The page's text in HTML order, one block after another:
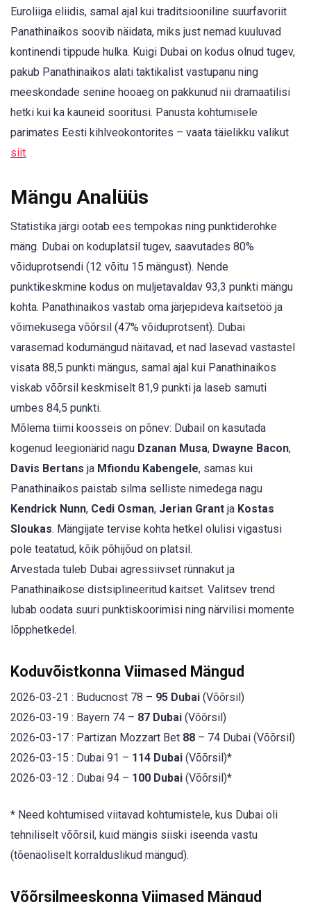
Euroliiga eliidis, samal ajal kui traditsiooniline suurfavoriit
Panathinaikos soovib näidata, miks just nemad kuuluvad
kontinendi tippude hulka. Kuigi Dubai on kodus olnud tugev,
pakub Panathinaikos alati taktikalist vastupanu ning
meeskondade senine hooaeg on pakkunud nii dramaatilisi
hetki kui ka kauneid sooritusi. Panusta kohtumisele
parimates Eesti kihlveokontorites – vaata täielikku valikut
siit.
Mängu Analüüs
Statistika järgi ootab ees tempokas ning punktiderohke
mäng. Dubai on koduplatsil tugev, saavutades 80%
võiduprotsendi (12 võitu 15 mängust). Nende
punktikeskmine kodus on muljetavaldav 93,3 punkti mängu
kohta. Panathinaikos vastab oma järjepideva kaitsetöö ja
võimekusega võõrsil (47% võiduprotsent). Dubai
varasemad kodumängud näitavad, et nad lasevad vastastel
visata 88,5 punkti mängus, samal ajal kui Panathinaikos
viskab võõrsil keskmiselt 81,9 punkti ja laseb samuti
umbes 84,5 punkti.
Mõlema tiimi koosseis on põnev: Dubail on kasutada
kogenud leegionärid nagu Dzanan Musa, Dwayne Bacon,
Davis Bertans ja Mfiondu Kabengele, samas kui
Panathinaikos paistab silma selliste nimedega nagu
Kendrick Nunn, Cedi Osman, Jerian Grant ja Kostas
Sloukas. Mängijate tervise kohta hetkel olulisi vigastusi
pole teatatud, kõik põhijõud on platsil.
Arvestada tuleb Dubai agressiivset rünnakut ja
Panathinaikose distsiplineeritud kaitset. Valitsev trend
lubab oodata suuri punktiskoorimisi ning närvilisi momente
lõpphetkedel.
Koduvõistkonna Viimased Mängud
2026-03-21 : Buducnost 78 – 95 Dubai (Võõrsil)
2026-03-19 : Bayern 74 – 87 Dubai (Võõrsil)
2026-03-17 : Partizan Mozzart Bet 88 – 74 Dubai (Võõrsil)
2026-03-15 : Dubai 91 – 114 Dubai (Võõrsil)*
2026-03-12 : Dubai 94 – 100 Dubai (Võõrsil)*
* Need kohtumised viitavad kohtumistele, kus Dubai oli
tehniliselt võõrsil, kuid mängis siiski iseenda vastu
(tõenäoliselt korralduslikud mängud).
Võõrsilmeeskonna Viimased Mängud